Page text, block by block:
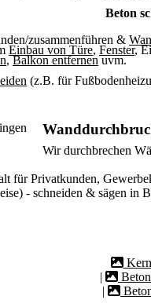
Beton
zusammenführen &
Einbau von Türe, Fenster,
,Balkon entfernenuvm.
(z.B. für
Wir durchbrechen
für Privatkunden,
- schneiden & sägen
|
|